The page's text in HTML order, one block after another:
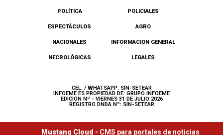
POLÍTICA POLICIALES
ESPECTÁCULOS AGRO
NACIONALES INFORMACION GENERAL
NECROLÓGICAS LEGALES
CEL. / WHATSAPP: SIN-SETEAR
INFOEME ES PROPIEDAD DE: GRUPO INFOEME
EDICIÓN Nº - VIERNES 31 DE JULIO 2026
REGISTRO DNDA Nº: SIN-SETEAR
Mustang Cloud - CMS para portales de noticias